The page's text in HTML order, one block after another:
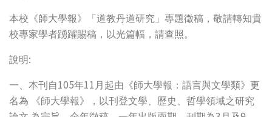
本校《師大學報》「道教丹道研究」專題徵稿，敬請轉知貴
校專家學者踴躍賜稿，以光篇幅，請查照。
說明:
一、本刊自105年11 月起由《師大學報：語言與文學類》更
名為
《師大學報》，以刊登文學、歷史、哲學領域之研究